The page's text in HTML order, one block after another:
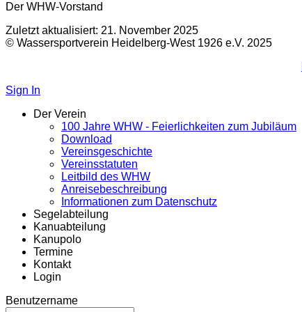
Der WHW-Vorstand
Zuletzt aktualisiert: 21. November 2025
© Wassersportverein Heidelberg-West 1926 e.V. 2025
Sign In
Der Verein
100 Jahre WHW - Feierlichkeiten zum Jubiläum
Download
Vereinsgeschichte
Vereinsstatuten
Leitbild des WHW
Anreisebeschreibung
Informationen zum Datenschutz
Segelabteilung
Kanuabteilung
Kanupolo
Termine
Kontakt
Login
Benutzername